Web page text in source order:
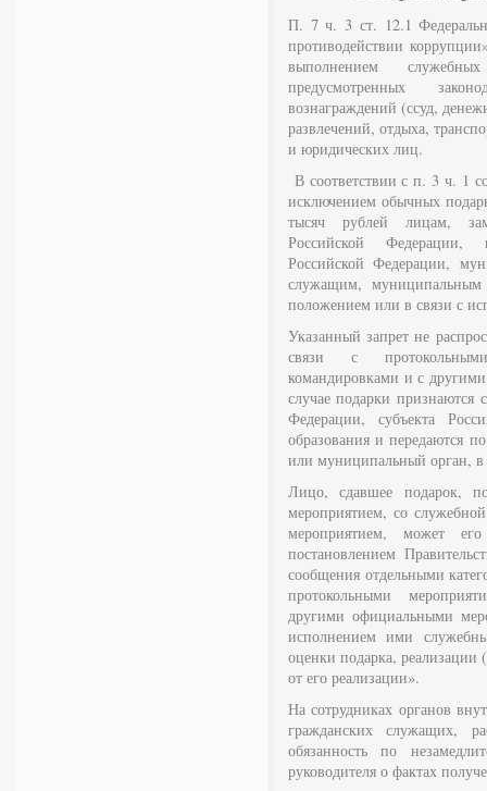
П. 7 ч. 3 ст. 12.1
противодействии
выполнением
предусмотренных
вознаграждений (ссуд,
развлечений, отдыха,
и юридических лиц.
В соответствии с п. 3 ч. 1
исключением обычных
тысяч рублей лицам,
Российской Федерации,
Российской Федерации,
служащим,
положением или в связи с
Указанный запрет не
связи с
командировками и с
случае подарки признаются
Федерации, субъекта
образования и передаются
или муниципальный орган, в
Лицо, сдавшее подарок,
мероприятием, со
мероприятием, может
постановлением
сообщения отдельными
протокольными
другими официальными
исполнением ими
оценки подарка, реализации
от его реализации».
На сотрудниках органов
гражданских служащих,
обязанность по
руководителя о фактах